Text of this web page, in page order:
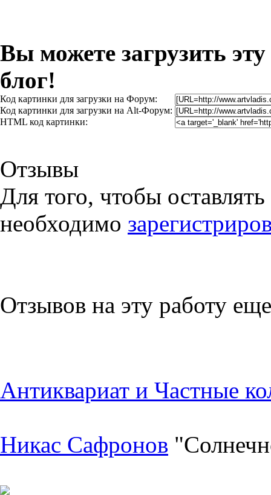
Вы можете загрузить
блог!
Код картинки для загрузки на Форум:
Код картинки для загрузки на Alt-Форум:
HTML код картинки:
Отзывы
Для того, чтобы
необходимо
Отзывов на эту работу
Антиквариат и Частные
Никас Сафронов